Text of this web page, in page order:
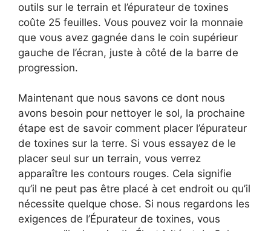
outils sur le terrain et l’épurateur de toxines
coûte 25 feuilles. Vous pouvez voir la monnaie
que vous avez gagnée dans le coin supérieur
gauche de l’écran, juste à côté de la barre de
progression.
Maintenant que nous savons ce dont nous
avons besoin pour nettoyer le sol, la prochaine
étape est de savoir comment placer l’épurateur
de toxines sur la terre. Si vous essayez de le
placer seul sur un terrain, vous verrez
apparaître les contours rouges. Cela signifie
qu’il ne peut pas être placé à cet endroit ou qu’il
nécessite quelque chose. Si nous regardons les
exigences de l’Épurateur de toxines, vous